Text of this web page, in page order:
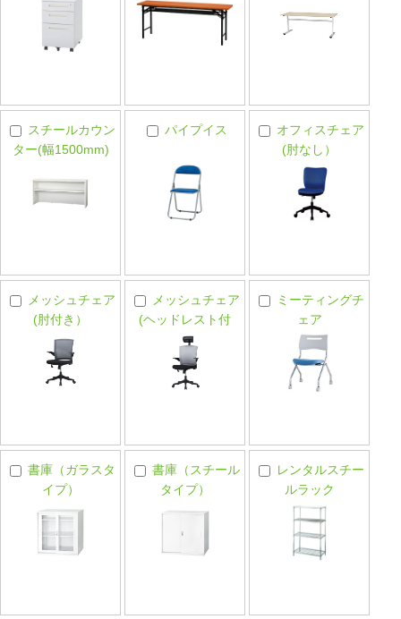
スチールカウン
ター(幅1500mm)
パイプイス
オフィスチェア
(肘なし）
メッシュチェア
(肘付き）
メッシュチェア
(ヘッドレスト付
き）
ミーティングチ
ェア
書庫（ガラスタ
イプ）
書庫（スチール
タイプ）
レンタルスチー
ルラック